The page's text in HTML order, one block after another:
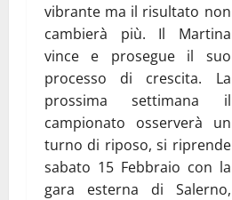
vibrante ma il risultato non
cambierà più. Il Martina
vince e prosegue il suo
processo di crescita. La
prossima settimana il
campionato osserverà un
turno di riposo, si riprende
sabato 15 Febbraio con la
gara esterna di Salerno,